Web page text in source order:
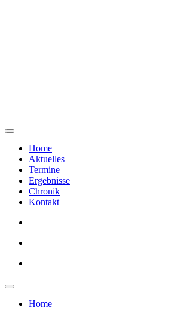
Home
Aktuelles
Termine
Ergebnisse
Chronik
Kontakt
Home